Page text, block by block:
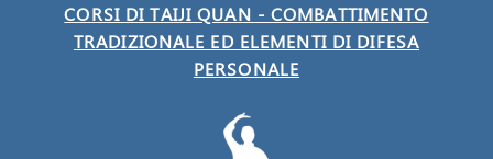
CORSI DI TAIJI QUAN - COMBATTIMENTO
TRADIZIONALE ED ELEMENTI DI DIFESA
PERSONALE